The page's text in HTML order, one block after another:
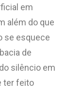
em
além do que
se esquece
de
silêncio em
ter feito